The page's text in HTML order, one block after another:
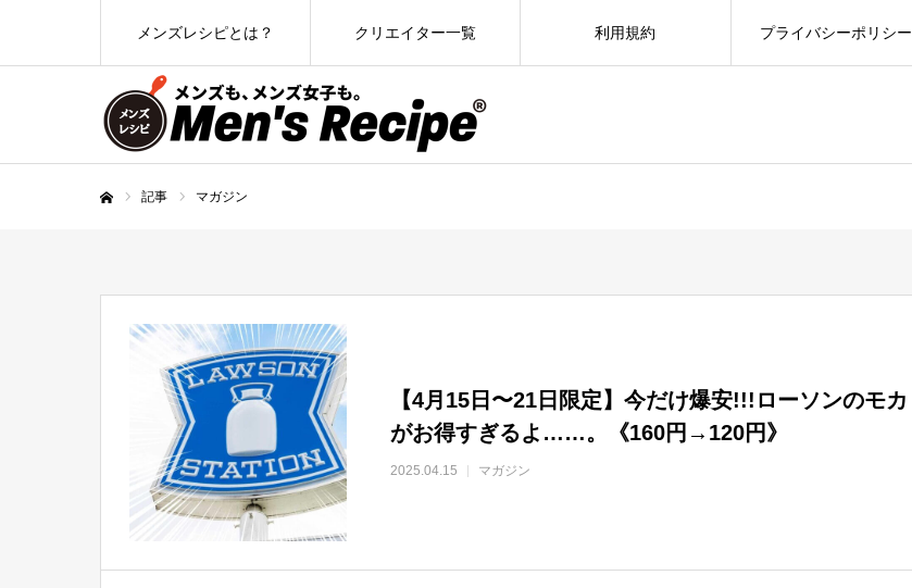
メンズレシピとは？ クリエイター一覧 利用規約 プライバシーポリシー
記事 マガジン
【4月15日〜21日限定】今だけ爆安!!!ローソンのモカ
がお得すぎるよ……。《160円→120円》
2025.04.15 マガジン